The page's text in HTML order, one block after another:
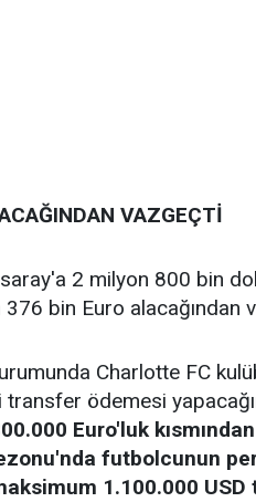
VAZGEÇTİ
2 milyon 800 bin
376 bin Euro
Charlotte FC
ödemesi
Euro'luk
futbolcunun
1.100.000